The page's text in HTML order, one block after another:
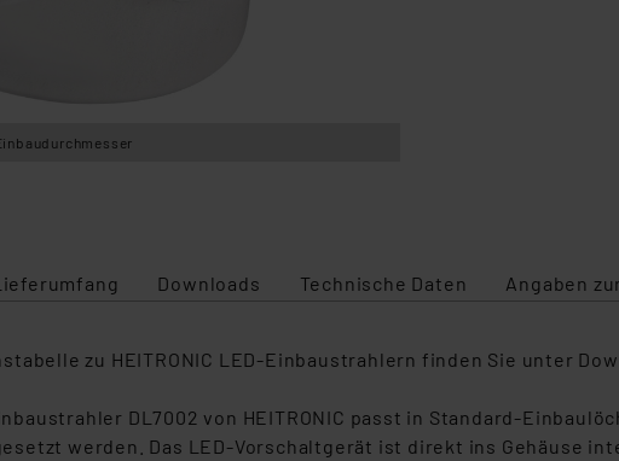
Downloads Technische Daten Angaben
zu HEITRONIC LED-Einbaustrahlern finden Sie unter
DL7002 von HEITRONIC passt in Standard-
werden. Das LED-Vorschaltgerät ist direkt ins Gehäuse